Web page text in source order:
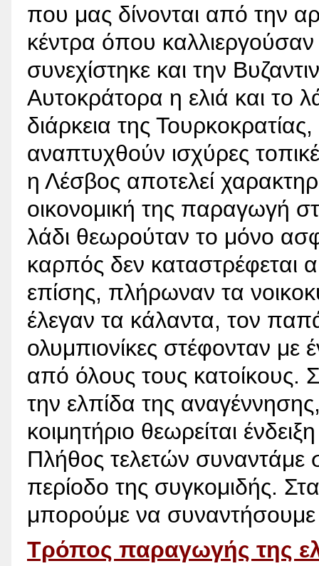
που μας δίνονται από την
κέντρα όπου καλλιεργούσαν
συνεχίστηκε και την
Αυτοκράτορα η ελιά και το
διάρκεια της
αναπτυχθούν ισχύρες
η Λέσβος αποτελεί
οικονομική της παραγωγή
λάδι θεωρούταν το μόνο
καρπός δεν καταστρέφεται
επίσης, πλήρωναν τα
έλεγαν τα κάλαντα, τον
ολυμπιονίκες στέφονταν με
από όλους τους κατοίκους.
την ελπίδα της
κοιμητήριο θεωρείται
Πλήθος τελετών συναντάμε
περίοδο της συγκομιδής.
μπορούμε να συναντήσουμε
Τρόπος παραγωγής της